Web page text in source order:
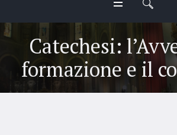
Catechesi:
formazione e il